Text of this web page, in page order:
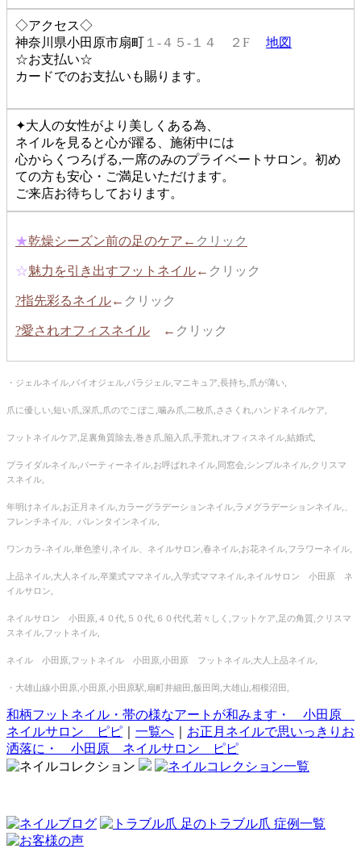
◇アクセス◇
神奈川県小田原市扇町 １-４５-１４ ２F
地図
☆お支払い☆
カードでのお支払いも賜ります。
✦大人の女性がより美しくある為、
ネイルを見ると心が躍る、施術中には
心からくつろげる,一席のみのプライベートサロン。初め
ての方も安心・ご満足いただけます。
ご来店お待ちしております。
★乾燥シーズン前の足のケア← クリック
☆魅力を引き出すフットネイル← クリック
?指先彩るネイル← クリック
?愛されオフィスネイル ← クリック
・ジェルネイル,バイオジェル,パラジェル,マニキュア,長持ち,爪が薄い,
爪に優しい,短い爪,深爪,爪のでこぼこ,噛み爪,二枚爪,ささくれ,ハンドネイルケア,
フットネイルケア,足裏角質除去,巻き爪,陥入爪,手荒れ,オフィスネイル,結婚式,
ブライダルネイル,パーティーネイル,お呼ばれネイル,同窓会,シンプルネイル,クリスマ
スネイル,
年明けネイル,お正月ネイル,カラーグラデーションネイル,ラメグラデーションネイル,、
フレンチネイル、バレンタインネイル,
ワンカラ‐ネイル,単色塗り,ネイル、ネイルサロン,春ネイル,お花ネイル,フラワーネイル,
上品ネイル,大人ネイル,卒業式ママネイル,入学式ママネイル,ネイルサロン 小田原 ネ
イルサロン,
ネイルサロン 小田原,４０代,５０代,６０代代,若々しく,フットケア,足の角質,クリスマ
スネイル,フットネイル,
ネイル 小田原,フットネイル 小田原,小田原 フットネイル,大人上品ネイル,
・大雄山線小田原,小田原,小田原駅,扇町井細田,飯田岡,大雄山,相模沼田,
和柄フットネイル・帯の様なアートが和みます・ 小田原
ネイルサロン ピピ
一覧へ
お正月ネイルで思いっきりお
洒落に・ 小田原 ネイルサロン ピピ